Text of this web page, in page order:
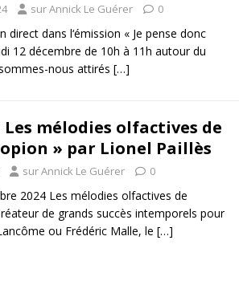
sur Annick Le Guérer 0
direct dans l‘émission « Je pense donc
12 décembre de 10h à 11h autour du
nous attirés […]
Les mélodies olfactives de
» par Lionel Paillès
sur Annick Le Guérer 0
2024 Les mélodies olfactives de
de grands succès intemporels pour
ou Frédéric Malle, le […]